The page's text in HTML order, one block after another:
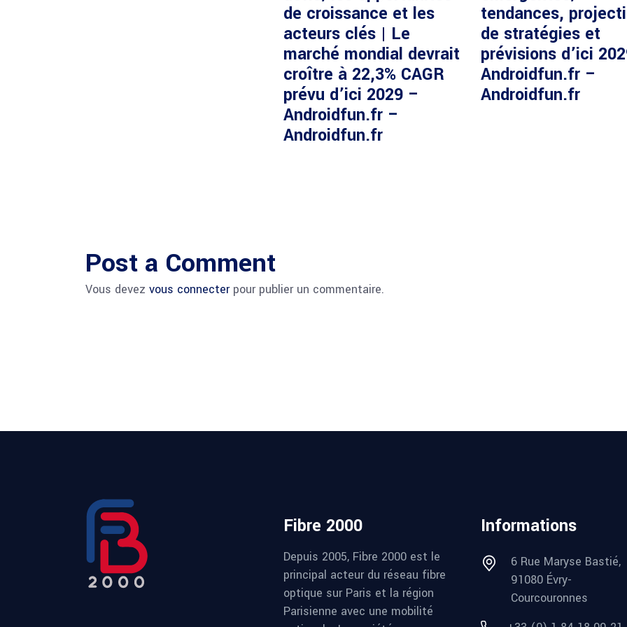
de croissance et les
acteurs clés | Le
marché mondial devrait
croître à 22,3% CAGR
prévu d’ici 2029 –
Androidfun.fr –
Androidfun.fr
tendances,
de stratégies et
prévisions d’ici
Androidfun.fr –
Androidfun.fr
Post a Comment
Vous devez vous connecterpour publier un commentaire.
Fibre 2000
Depuis 2005, Fibre 2000 est le
principal acteur du réseau fibre
optique sur Paris et la région
Parisienne avec une mobilité
Informations
6 Rue Maryse Bastié,
91080 Évry-
Courcouronnes